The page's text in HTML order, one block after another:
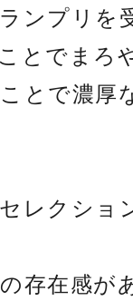
ンプリを
とでまろ
とで濃厚
セレクシ
存在感